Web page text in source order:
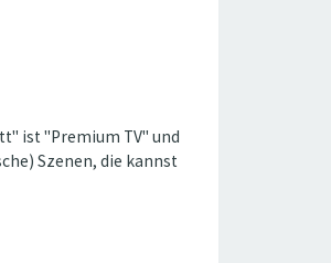
ist ''Premium TV'' und
Szenen, die kannst